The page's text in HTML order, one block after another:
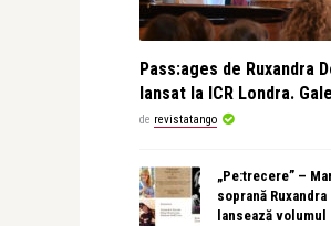
Pass:ages de Ruxandra
lansat la ICR Londra.
de revistatango
„Pe:trecere” –
soprană
lansează